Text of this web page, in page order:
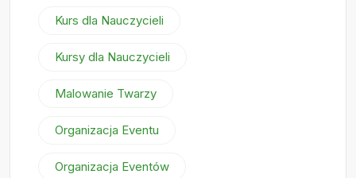
Kurs dla Nauczycieli
Kursy dla Nauczycieli
Malowanie Twarzy
Organizacja Eventu
Organizacja Eventów